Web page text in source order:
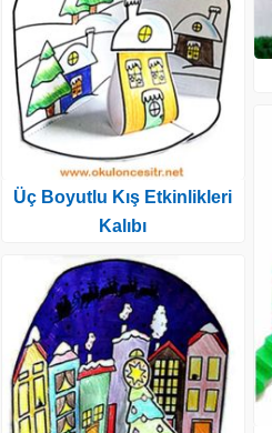
Üç Boyutlu Kış Etkinlikleri
Kalıbı